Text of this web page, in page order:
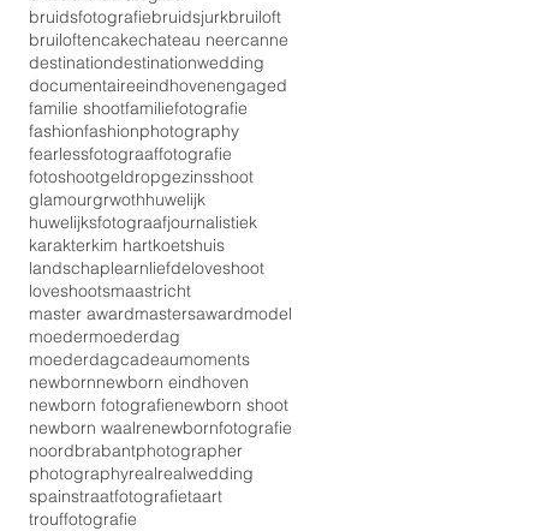
bruidsfotografiebruidsjurkbruiloft
bruiloftencakechateau neercanne
destinationdestinationwedding
documentaireeindhovenengaged
familie shootfamiliefotografie
fashionfashionphotography
fearlessfotograaffotografie
fotoshootgeldropgezinsshoot
glamourgrwothhuwelijk
huwelijksfotograafjournalistiek
karakterkim hartkoetshuis
landschaplearnliefdeloveshoot
loveshootsmaastricht
master awardmastersawardmodel
moedermoederdag
moederdagcadeaumoments
newbornnewborn eindhoven
newborn fotografienewborn shoot
newborn waalrenewbornfotografie
noordbrabantphotographer
photographyrealrealwedding
spainstraatfotografietaart
trouffotografie